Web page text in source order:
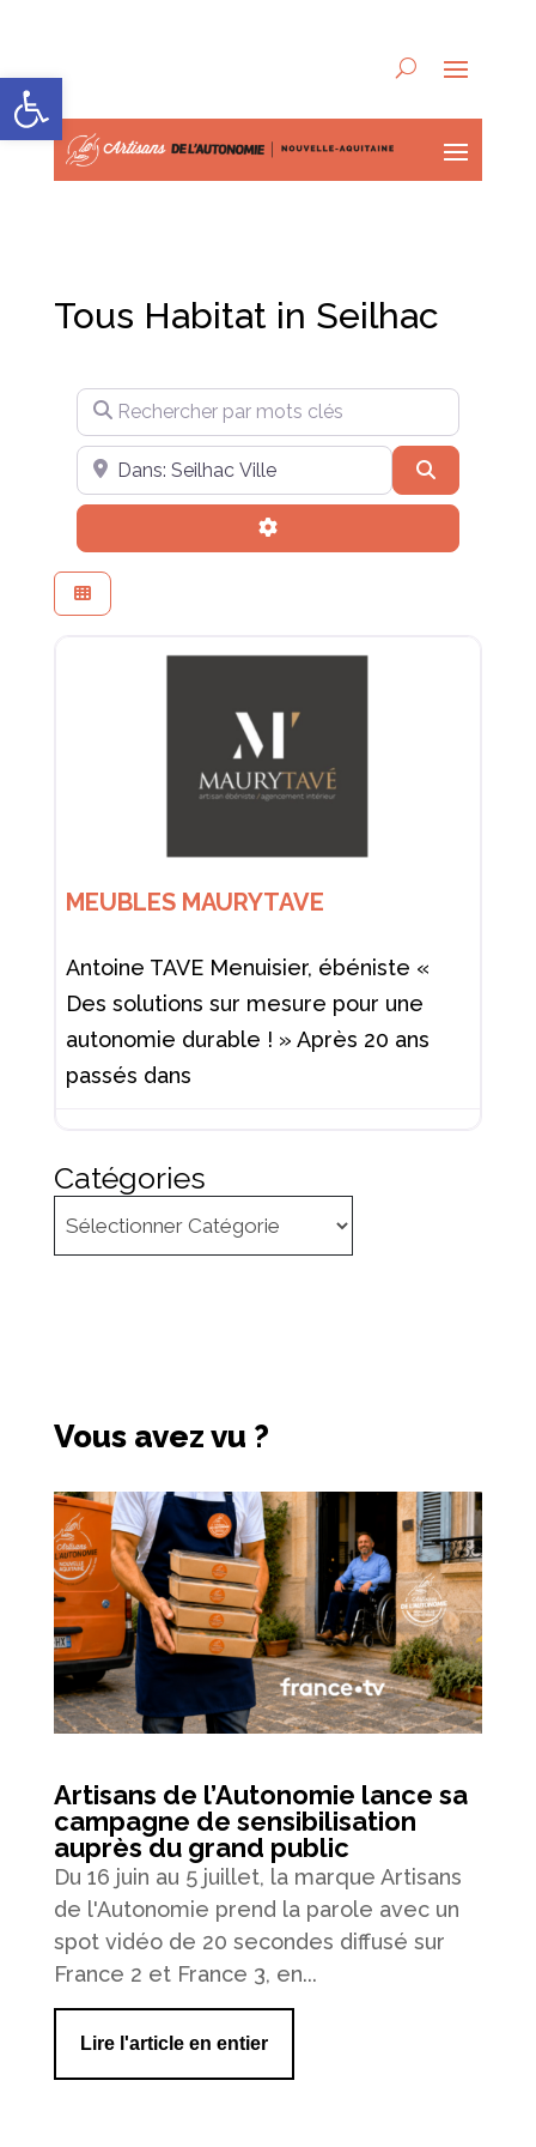
Ouvrir la barre d’outils
Tous Habitat in Seilhac
Rechercher par mots clés
Près de
Advanced Filters
MEUBLES MAURYTAVE
Antoine TAVE Menuisier, ébéniste «
Des solutions sur mesure pour une
autonomie durable ! » Après 20 ans
passés dans
Catégories
Vous avez vu ?
Artisans de l’Autonomie lance sa
campagne de sensibilisation
auprès du grand public
Du 16 juin au 5 juillet, la marque Artisans
de l'Autonomie prend la parole avec un
spot vidéo de 20 secondes diffusé sur
France 2 et France 3, en...
Lire l'article en entier